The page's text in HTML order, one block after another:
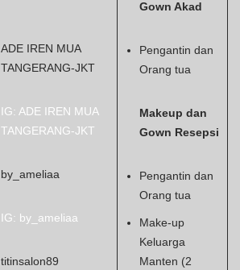
ADE IREN MUA
TANGERANG-JKT
IG: ADE IREN MUA
TANGERANG-JKT
by_ameliaa
IG: by_ameliaa
titinsalon89
Gown Akad
Pengantin dan
Orang tua
Makeup dan
Gown Resepsi
Pengantin dan
Orang tua
Make-up
Keluarga
Manten (2